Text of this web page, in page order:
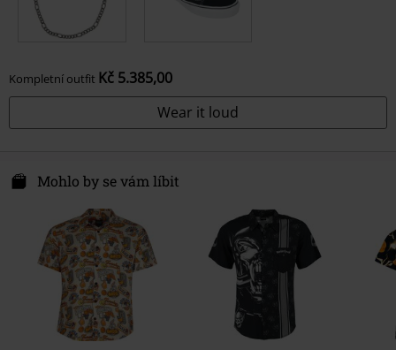
Kompletní outfit Kč 5.385,00
Wear it loud
Mohlo by se vám líbit